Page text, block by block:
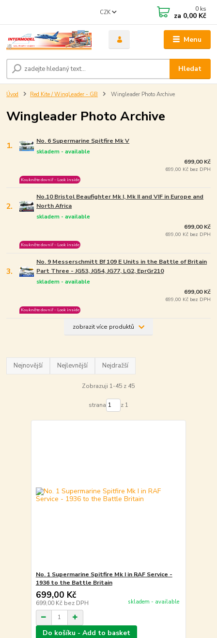
Menu
CZK
Hledat
0 ks
za 0,00 Kč
Úvod Red Kite / WingLeader - GB Wingleader Photo Archive
Wingleader Photo Archive
1. No. 6 Supermarine Spitfire Mk V
skladem - available
Koukněte dovniř – Look inside
699,00 Kč
699,00 Kč bez DPH
2.
No.10 Bristol Beaufighter Mk I, Mk II and VIF in Europe and
North Africa
skladem - available
Koukněte dovniř – Look inside
699,00 Kč
699,00 Kč bez DPH
3.
No. 9 Messerschmitt Bf 109 E Units in the Battle of Britain
Part Three - JG53, JG54, JG77, LG2, EprGr210
skladem - available
Koukněte dovniř – Look inside
699,00 Kč
699,00 Kč bez DPH
zobrazit více produktů
Nejnovější Nejlevnější Nejdražší
Zobrazuji 1-45 z 45
strana z 1
No. 1 Supermarine Spitfire Mk I in RAF Service -
1936 to the Battle Britain
699,00 Kč
699,00 Kč bez DPH skladem - available
Do košíku - Add to basket